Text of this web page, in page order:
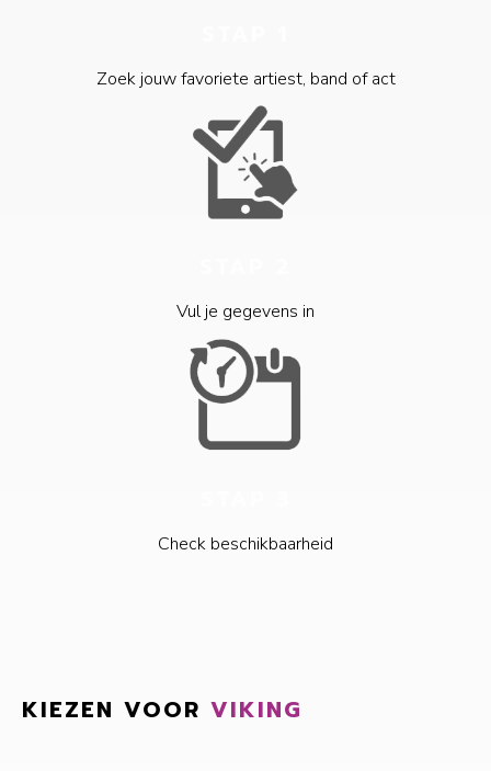
Zoek jouw favoriete artiest, band of act
Vul je gegevens in
Check beschikbaarheid
KIEZEN VOOR VIKING